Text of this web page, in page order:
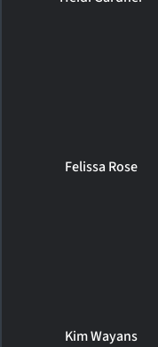
Felissa Rose
Kim Wayans